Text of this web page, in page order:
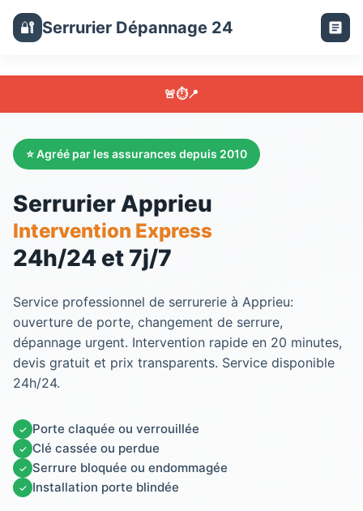
🔐 Serrurier Dépannage 24
🚨⏱️📍
⭐ Agréé par les assurances depuis 2010
Serrurier Apprieu
Intervention Express
24h/24 et 7j/7
Service professionnel de serrurerie à Apprieu:
ouverture de porte, changement de serrure,
dépannage urgent. Intervention rapide en 20 minutes,
devis gratuit et prix transparents. Service disponible
24h/24.
✓ Porte claquée ou verrouillée
✓ Clé cassée ou perdue
✓ Serrure bloquée ou endommagée
✓ Installation porte blindée